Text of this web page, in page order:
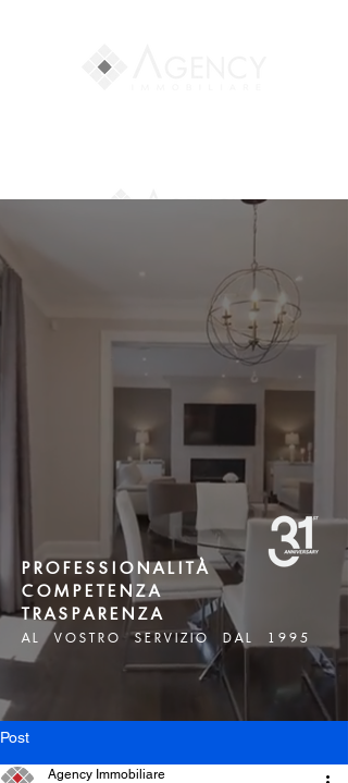
Post
Agency Immobiliare
P R O F E S S I O N A L I T À
C O M P E T E N Z A
T R A S P A R E N Z A
A L V O S T R O S E R V I Z I O D A L 1 9 9 5